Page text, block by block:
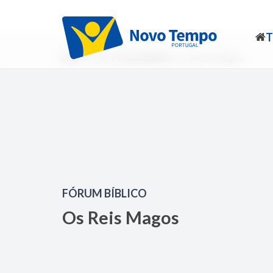
Início TV
FÓRUM BÍBLICO
Os Reis Magos